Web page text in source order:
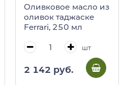
Оливковое масло из
оливок таджаске
Ferrari, 250 мл
шт
2 142 руб.